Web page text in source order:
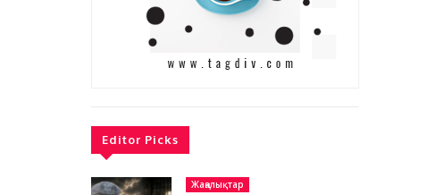
Editor Picks
Жаңалықтар